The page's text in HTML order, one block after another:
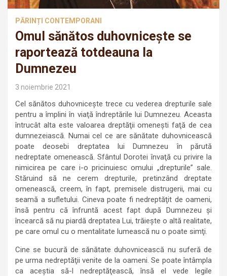
PĂRINȚI CONTEMPORANI
Omul sănătos duhovniceşte se
raportează totdeauna la
Dumnezeu
3 noiembrie 2021
Cel sănătos duhovniceşte trece cu vederea drepturile sale
pentru a împlini în viaţă îndreptările lui Dumnezeu. Aceasta
întrucât alta este valoarea dreptăţii omeneşti faţă de cea
dumnezeiască. Numai cel ce are sănătate duhovnicească
poate deosebi dreptatea lui Dumnezeu în părută
nedreptate omenească. Sfântul Dorotei învaţă cu privire la
nimicirea pe care i-o pricinuiesc omului „drepturile” sale.
Stăruind să ne cerem drepturile, pretinzând dreptate
omenească, creem, în fapt, premisele distrugerii, mai cu
seamă a sufletului. Cineva poate fi nedreptăţit de oameni,
însă pentru că înfruntă acest fapt după Dumnezeu şi
încearcă să nu piardă dreptatea Lui, trăieşte o altă realitate,
pe care omul cu o mentalitate lumească nu o poate simţi.
Cine se bucură de sănătate duhovnicească nu suferă de
pe urma nedreptăţii venite de la oameni. Se poate întâmpla
ca aceştia să-l nedreptăţească, însă el vede legile